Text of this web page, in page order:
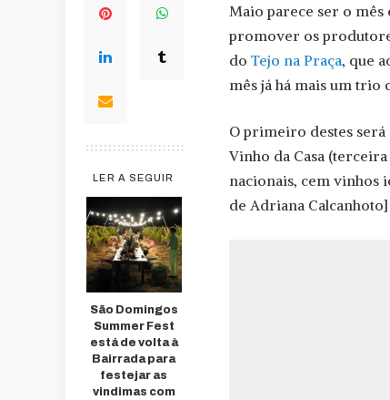
LER A SEGUIR
São Domingos
Summer Fest
está de volta à
Bairrada para
festejar as
vindimas com
Maio parece ser o mês
promover os
do Tejo na Praça, que
mês já há mais um trio
O primeiro destes será
Vinho da Casa
nacionais, cem vinhos
de Adriana